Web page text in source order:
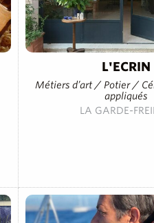
L'ECRIN
Métiers d’art / Potier /
appliqués
LA GARDE-